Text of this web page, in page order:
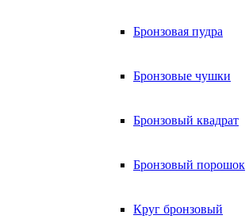
Бронзовая пудра
Бронзовые чушки
Бронзовый квадрат
Бронзовый порошок
Круг бронзовый